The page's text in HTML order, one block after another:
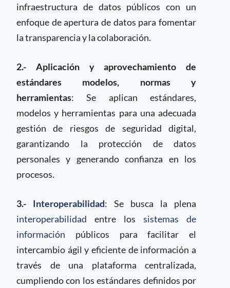
infraestructura de datos públicos con un
enfoque de apertura de datos para fomentar
la transparencia y la colaboración.
2.- Aplicación y aprovechamiento de
estándares modelos, normas y
herramientas: Se aplican estándares,
modelos y herramientas para una adecuada
gestión de riesgos de seguridad digital,
garantizando la protección de datos
personales y generando confianza en los
procesos.
3.- Interoperabilidad: Se busca la plena
interoperabilidad entre los sistemas de
información públicos para facilitar el
intercambio ágil y eficiente de información a
través de una plataforma centralizada,
cumpliendo con los estándares definidos por